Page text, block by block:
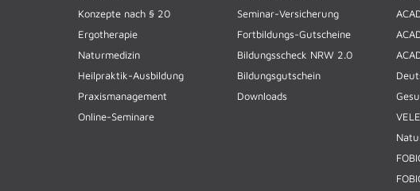
Konzepte nach § 20
Ergotherapie
Naturmedizin
Heilpraktik-Ausbildung
Praxismanagement
Online-Seminare
Seminar-Versicherung
Fortbildungs-Gutscheine
Bildungsscheck NRW 2.0
Bildungsgutschein
Downloads